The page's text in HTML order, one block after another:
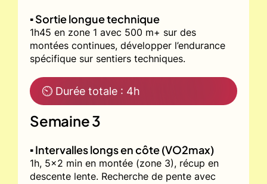
▪️ Sortie longue technique
1h45 en zone 1 avec 500 m+ sur des
montées continues, développer l’endurance
spécifique sur sentiers techniques.
⏲ Durée totale : 4h
Semaine 3
▪️ Intervalles longs en côte (VO2max)
1h, 5x2 min en montée (zone 3), récup en
descente lente. Recherche de pente avec